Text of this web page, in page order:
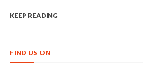
KEEP READING
FIND US ON